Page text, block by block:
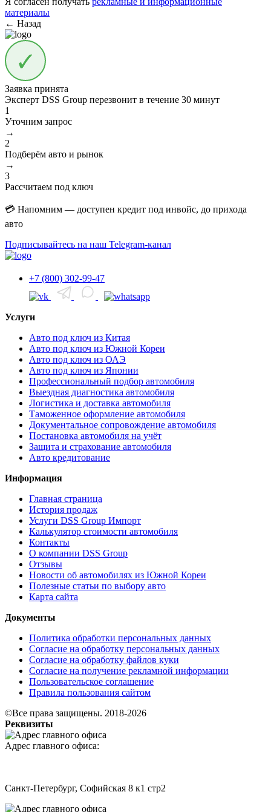
материалы
← Назад
Заявка принята
Эксперт DSS Group перезвонит в течение 30 минут
1
Уточним запрос
→
2
Подберём авто и рынок
→
3
Рассчитаем под ключ
💳 Напомним — доступен кредит под инвойс, до прихода
авто
Подписывайтесь на наш Telegram-канал
+7 (800) 302-99-47
Услуги
Авто под ключ из Китая
Авто под ключ из Южной Кореи
Авто под ключ из ОАЭ
Авто под ключ из Японии
Профессиональный подбор автомобиля
Выездная диагностика автомобиля
Логистика и доставка автомобиля
Таможенное оформление автомобиля
Документальное сопровождение автомобиля
Постановка автомобиля на учёт
Защита и страхование автомобиля
Авто кредитование
Информация
Главная страница
История продаж
Услуги DSS Group Импорт
Калькулятор стоимости автомобиля
Контакты
О компании DSS Group
Отзывы
Новости об автомобилях из Южной Кореи
Полезные статьи по выбору авто
Карта сайта
Документы
Политика обработки персональных данных
Согласие на обработку персональных данных
Согласие на обработку файлов куки
Согласие на получение рекламной информации
Пользовательское соглашение
Правила пользования сайтом
©Все права защищены. 2018-2026
Реквизиты
Адрес главного офиса:
Санкт-Петербург, Софийская 8 к1 стр2